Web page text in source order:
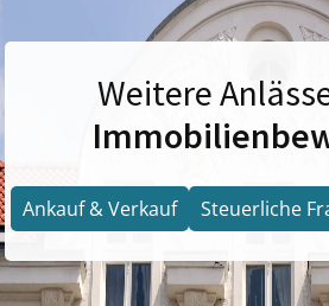
Weitere
Ankauf & Verkauf Steuerliche